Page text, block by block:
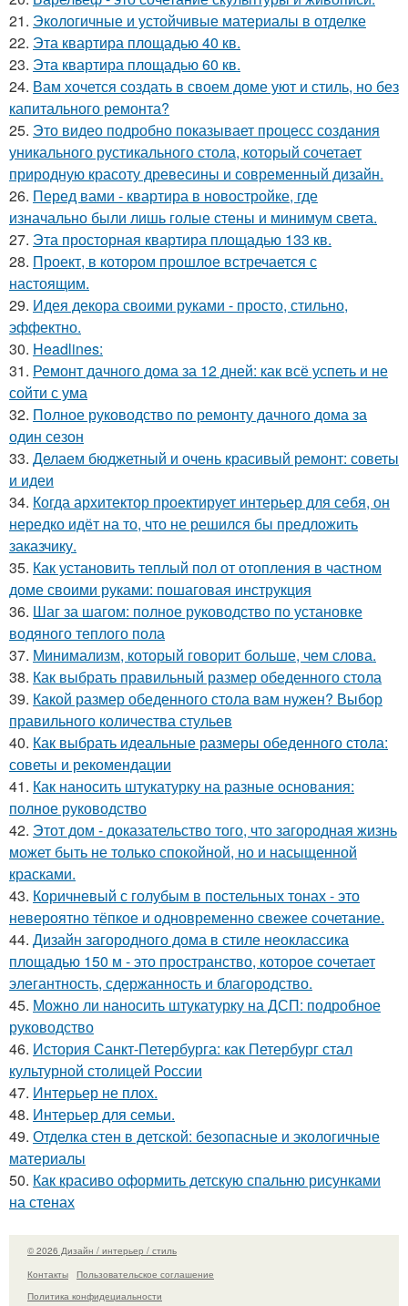
21. Экологичные и устойчивые материалы в отделке
22. Эта квартира площадью 40 кв.
23. Эта квартира площадью 60 кв.
24. Вам хочется создать в своем доме уют и стиль, но без
капитального ремонта?
25. Это видео подробно показывает процесс создания
уникального рустикального стола, который сочетает
природную красоту древесины и современный дизайн.
26. Перед вами - квартира в новостройке, где
изначально были лишь голые стены и минимум света.
27. Эта просторная квартира площадью 133 кв.
28. Проект, в котором прошлое встречается с
настоящим.
29. Идея декора своими руками - просто, стильно,
эффектно.
30. Headlines:
31. Ремонт дачного дома за 12 дней: как всё успеть и не
сойти с ума
32. Полное руководство по ремонту дачного дома за
один сезон
33. Делаем бюджетный и очень красивый ремонт: советы
и идеи
34. Когда архитектор проектирует интерьер для себя, он
нередко идёт на то, что не решился бы предложить
заказчику.
35. Как установить теплый пол от отопления в частном
доме своими руками: пошаговая инструкция
36. Шаг за шагом: полное руководство по установке
водяного теплого пола
37. Минимализм, который говорит больше, чем слова.
38. Как выбрать правильный размер обеденного стола
39. Какой размер обеденного стола вам нужен? Выбор
правильного количества стульев
40. Как выбрать идеальные размеры обеденного стола:
советы и рекомендации
41. Как наносить штукатурку на разные основания:
полное руководство
42. Этот дом - доказательство того, что загородная жизнь
может быть не только спокойной, но и насыщенной
красками.
43. Коричневый с голубым в постельных тонах - это
невероятно тёпкое и одновременно свежее сочетание.
44. Дизайн загородного дома в стиле неоклассика
площадью 150 м - это пространство, которое сочетает
элегантность, сдержанность и благородство.
45. Можно ли наносить штукатурку на ДСП: подробное
руководство
46. История Санкт-Петербурга: как Петербург стал
культурной столицей России
47. Интерьер не плох.
48. Интерьер для семьи.
49. Отделка стен в детской: безопасные и экологичные
материалы
50. Как красиво оформить детскую спальню рисунками
на стенах
© 2026 Дизайн / интерьер / стиль
Контакты
Пользовательское соглашение
Политика конфидециальности